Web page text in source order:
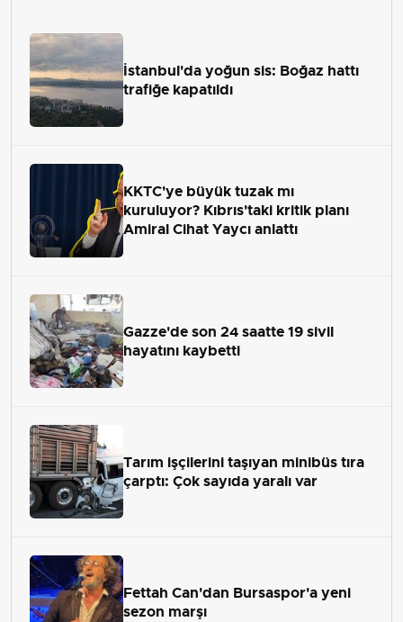
İstanbul'da yoğun sis: Boğaz hattı
trafiğe kapatıldı
KKTC'ye büyük tuzak mı
kuruluyor? Kıbrıs'taki kritik planı
Amiral Cihat Yaycı anlattı
Gazze'de son 24 saatte 19 sivil
hayatını kaybetti
Tarım işçilerini taşıyan minibüs tıra
çarptı: Çok sayıda yaralı var
Fettah Can'dan Bursaspor'a yeni
sezon marşı